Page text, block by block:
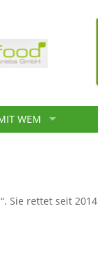
WEM
Sie rettet seit 2014